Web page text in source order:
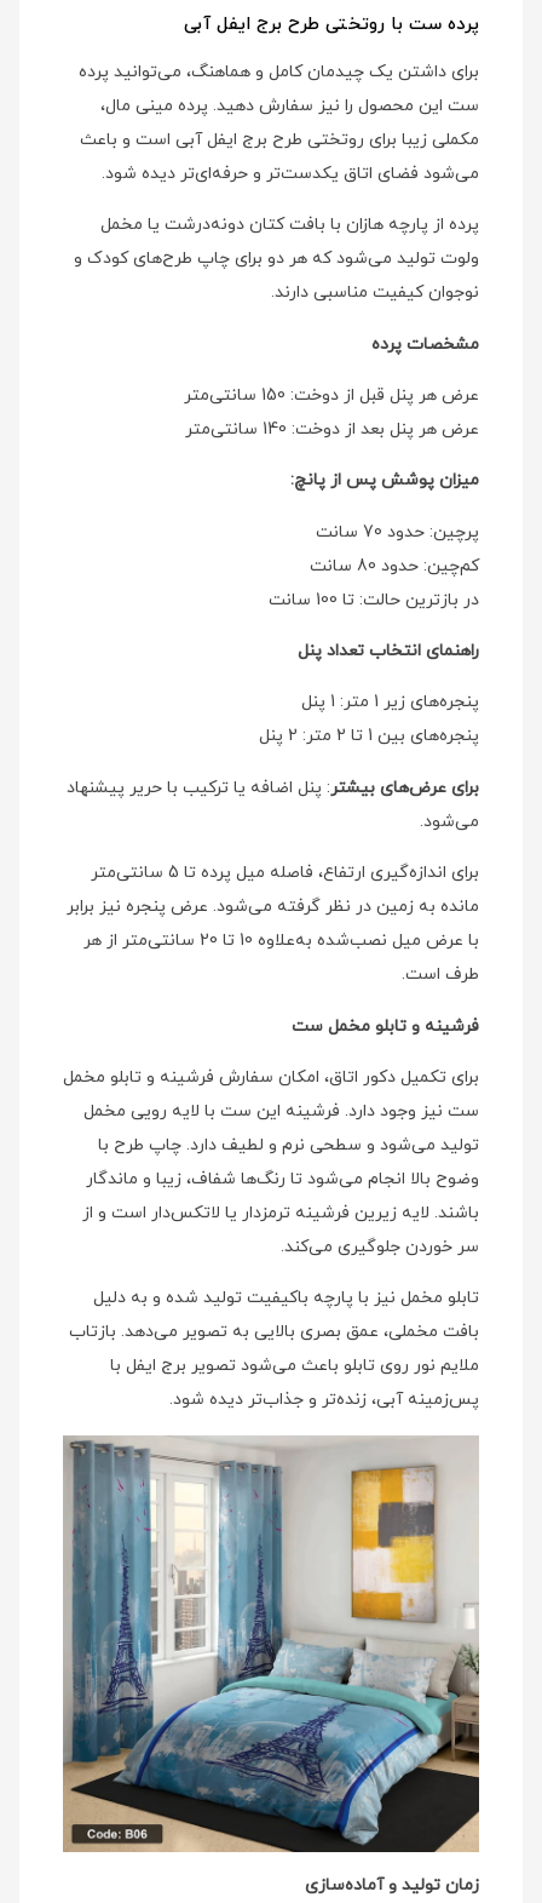
پرده ست با روتختی طرح برج ایفل آبی
برای داشتن یک چیدمان کامل و هماهنگ، می‌توانید پرده
ست این محصول را نیز سفارش دهید. پرده مینی مال،
مکملی زیبا برای روتختی طرح برج ایفل آبی است و باعث
می‌شود فضای اتاق یکدست‌تر و حرفه‌ای‌تر دیده شود.
پرده از پارچه هازان با بافت کتان دونه‌درشت یا مخمل
ولوت تولید می‌شود که هر دو برای چاپ طرح‌های کودک و
نوجوان کیفیت مناسبی دارند.
مشخصات پرده
عرض هر پنل قبل از دوخت: 150 سانتی‌متر
عرض هر پنل بعد از دوخت: 140 سانتی‌متر
میزان پوشش پس از پانچ:
پرچین: حدود 70 سانت
کم‌چین: حدود 80 سانت
در بازترین حالت: تا 100 سانت
راهنمای انتخاب تعداد پنل
پنجره‌های زیر 1 متر: 1 پنل
پنجره‌های بین 1 تا 2 متر: 2 پنل
برای عرض‌های بیشتر: پنل اضافه یا ترکیب با حریر پیشنهاد
می‌شود.
برای اندازه‌گیری ارتفاع، فاصله میل پرده تا 5 سانتی‌متر
مانده به زمین در نظر گرفته می‌شود. عرض پنجره نیز برابر
با عرض میل نصب‌شده به‌علاوه 10 تا 20 سانتی‌متر از هر
طرف است.
فرشینه و تابلو مخمل ست
برای تکمیل دکور اتاق، امکان سفارش فرشینه و تابلو مخمل
ست نیز وجود دارد. فرشینه این ست با لایه رویی مخمل
تولید می‌شود و سطحی نرم و لطیف دارد. چاپ طرح با
وضوح بالا انجام می‌شود تا رنگ‌ها شفاف، زیبا و ماندگار
باشند. لایه زیرین فرشینه ترمزدار یا لاتکس‌دار است و از
سر خوردن جلوگیری می‌کند.
تابلو مخمل نیز با پارچه باکیفیت تولید شده و به دلیل
بافت مخملی، عمق بصری بالایی به تصویر می‌دهد. بازتاب
ملایم نور روی تابلو باعث می‌شود تصویر برج ایفل با
پس‌زمینه آبی، زنده‌تر و جذاب‌تر دیده شود.
زمان تولید و آماده‌سازی